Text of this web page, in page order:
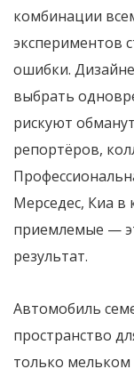
комбинации
экспериментов
ошибки.
выбрать
рискуют
репортёров,
Мерседес, Киа
приемлемые —
результат.
Автомобиль
пространство
только мельком